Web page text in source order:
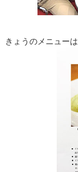
きょうのメニューは